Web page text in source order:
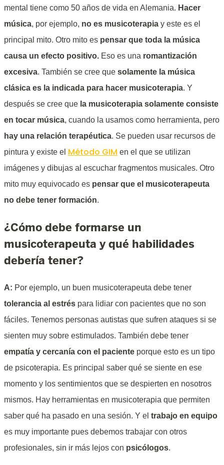
mental tiene como 50 años de vida en Alemania. Hacer
música, por ejemplo, no es musicoterapia y este es el
principal mito. Otro mito es pensar que toda la música
causa un efecto positivo. Eso es una romantización
excesiva. También se cree que solamente la música
clásica es la indicada para hacer musicoterapia. Y
después se cree que la musicoterapia solamente consiste
en tocar música, cuando la usamos como herramienta, pero
hay una relación terapéutica. Se pueden usar recursos de
pintura y existe el Método GIM en el que se utilizan
imágenes y dibujas al escuchar fragmentos musicales. Otro
mito muy equivocado es pensar que el musicoterapeuta
no debe tener formación.
¿Cómo debe formarse un
musicoterapeuta y qué habilidades
debería tener?
A: Por ejemplo, un buen musicoterapeuta debe tener
tolerancia al estrés para lidiar con pacientes que no son
fáciles. Tenemos personas autistas que sufren ataques si se
sienten muy sobre estimulados. También debe tener
empatía y cercanía con el paciente porque esto es un tipo
de psicoterapia. Es principal saber qué se siente en ese
momento y los sentimientos que se despierten en nosotros
mismos. Hay herramientas en musicoterapia que permiten
saber qué ha pasado en una sesión. Y el trabajo en equipo
es muy importante pues debemos trabajar con otros
profesionales, sin ir más lejos con psicólogos.